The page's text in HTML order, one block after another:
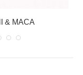
& MACA